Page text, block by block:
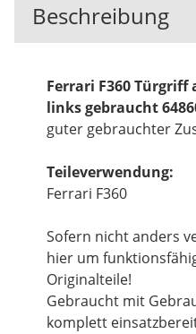
Beschreibung
Ferrari F360
links gebraucht
guter gebrauchter
Teileverwendung:
Ferrari F360
Sofern nicht anders
hier um
Originalteile!
Gebraucht mit
komplett